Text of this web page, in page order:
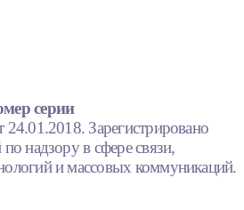
серии
Зарегистрировано
надзору в сфере связи,
и массовых коммуникаций.